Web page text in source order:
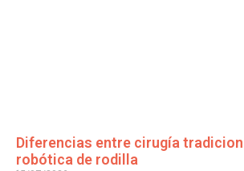
Diferencias entre cirugía
robótica de rodilla